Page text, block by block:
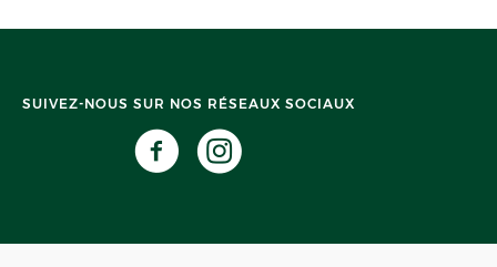
SUIVEZ-NOUS SUR NOS RÉSEAUX SOCIAUX